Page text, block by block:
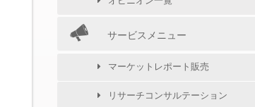
サービスメニュー
マーケットレポート販売
リサーチコンサルテーション